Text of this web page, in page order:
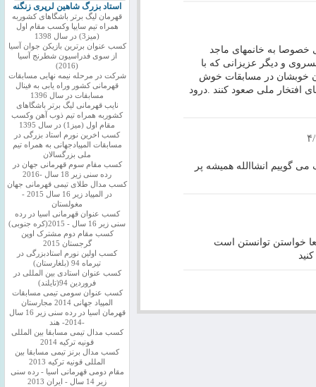
خصوصا به خانمهای ماجد
و دیگر عزیزانی که با
خوبشان در مسابقات خوش
افتخار ملی صعود کنند .درود
گوییم انشاالله همیشه پر
خواستن توانستن است
استاد بزرگ شاهین لرپری زنگنه
قهرمان لیگ برتر باشگاهای کشوربه
همراه تیم سایپا وکسب مقام اول
(میز3) در سال 1398
کسب عنوان برترین بازیکن جوان آسیا
از سوی فدراسیون شطرنج آسیا
(2016)
شرکت در مرحله نیمه نهایی مسابقات
قهرمانی کشور وراه یابی به فینال
مسابقات در سال 1396
نایب قهرمانی لیگ برتر باشگاهای
کشوربه همراه تیم ذوب آهن وکسب
مقام اول (میز1) در سال 1395
کسب اخرین نورم استاد بزرگی در
مسابقات المپیادجهانی به همراه تیم
ملی بزرگسالان
کسب مقام سوم قهرمانی جهان در
رده سنی زیر 18 سال -2016
کسب مدال طلای تیمی قهرمانی جهان
در المپیاد زیر 16 سال 2015 -
مغولستان
کسب عنوان قهرمانی اسیا در رده
سنی زیر 16 سال - 2015(کره جنوبی)
کسب مقام دوم مشترک اوپن
گرجستان 2015
کسب اولین نورم استادبزرگی در
تیرماه 94 (بلغارستان)
کسب عنوان استادی بین المللی در
فروردین 94(تایلند)
کسب عنوان سومی تیمی مسابقات
المپیاد جهانی 2014 مجارستان
قهرمان اسیا در رده سنی زیر 16 سال
-2014- هند
کسب مدال تیمی مسابقا بین المللی
قونیه ترکیه 2014
کسب مدال برنز تیمی مسابقا بین
المللی قونیه ترکیه 2013
مقام دومی قهرمانی اسیا - رده سنی
زیر 14 سال - ایران 2013